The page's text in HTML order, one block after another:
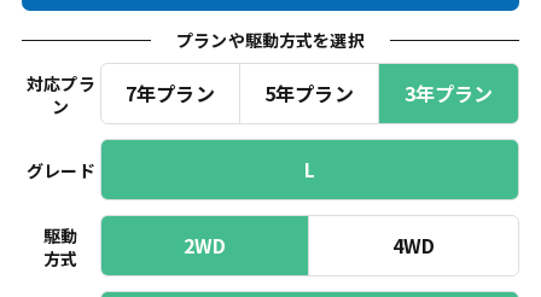
プランや駆動方式を選択
対応プラ
ン
7年プラン 5年プラン 3年プラン
グレード L
駆動
方式
2WD 4WD